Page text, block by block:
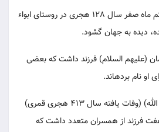
آن بزرگوار روز يك شنبه هفتم ماه صفر سال 128 هجرى در روستاى ابواء
ديده به جهان گشود.
(عليهم السلام) فرزند داشت كه بعضى
نام برده‏اند.
عالم بزرگ شيخ مفيد (رحمه الله) (وفات يافته سال 413 هجرى قمرى)
فرزند از همسران متعدد داشت كه